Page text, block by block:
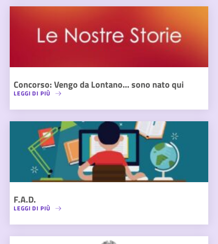
Concorso: Vengo da Lontano… sono nato qui
LEGGI DI PIÙ
F.A.D.
LEGGI DI PIÙ